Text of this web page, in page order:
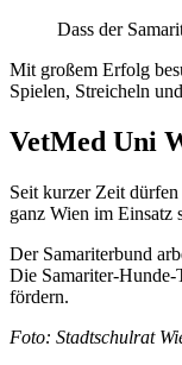
Dass der
Mit großem Erfolg
Spielen, Streicheln
VetMed Uni
Seit kurzer Zeit
ganz Wien im Einsatz
Der Samariterbund
Die Samariter-Hunde-
fördern.
Foto: Stadtschulrat